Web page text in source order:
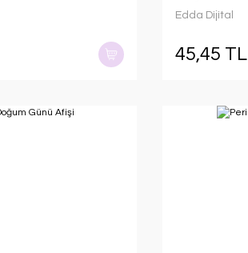
Edda Dijital
45,45 TL